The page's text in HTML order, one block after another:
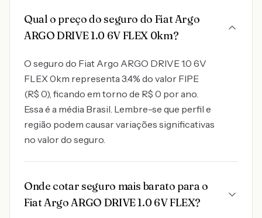
Qual o preço do seguro do Fiat Argo
ARGO DRIVE 1.0 6V FLEX 0km?
O seguro do Fiat Argo ARGO DRIVE 1.0 6V
FLEX 0km representa 3.4% do valor FIPE
(R$ 0), ficando em torno de R$ 0 por ano.
Essa é a média Brasil. Lembre-se que perfil e
região podem causar variações significativas
no valor do seguro.
Onde cotar seguro mais barato para o
Fiat Argo ARGO DRIVE 1.0 6V FLEX?